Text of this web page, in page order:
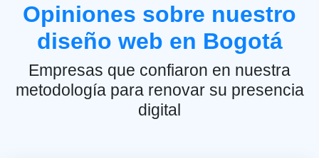
Opiniones sobre nuestro
diseño web en Bogotá
Empresas que confiaron en nuestra
metodología para renovar su presencia
digital